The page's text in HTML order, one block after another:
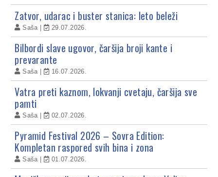
Zatvor, udarac i buster stanica: leto beleži
Saša 29.07.2026.
Bilbordi slave ugovor, čaršija broji kante i
prevarante
Saša 16.07.2026.
Vatra preti kaznom, lokvanji cvetaju, čaršija sve
pamti
Saša 02.07.2026.
Pyramid Festival 2026 – Sovra Edition:
Kompletan raspored svih bina i zona
Saša 01.07.2026.